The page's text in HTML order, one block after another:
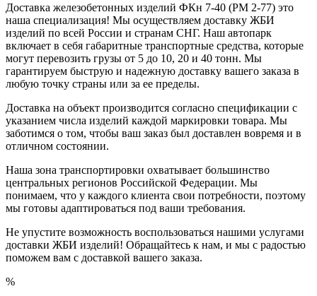
Доставка железобетонных изделий ФКн 7-40 (РМ 2-77) это
наша специализация! Мы осуществляем доставку ЖБИ
изделий по всей России и странам СНГ. Наш автопарк
включает в себя габаритные транспортные средства, которые
могут перевозить грузы от 5 до 10, 20 и 40 тонн. Мы
гарантируем быструю и надежную доставку вашего заказа в
любую точку страны или за ее пределы.
Доставка на объект производится согласно спецификации с
указанием числа изделий каждой маркировки товара. Мы
заботимся о том, чтобы ваш заказ был доставлен вовремя и в
отличном состоянии.
Наша зона транспортировки охватывает большинство
центральных регионов Российской Федерации. Мы
понимаем, что у каждого клиента свои потребности, поэтому
мы готовы адаптироваться под ваши требования.
Не упустите возможность воспользоваться нашими услугами
доставки ЖБИ изделий! Обращайтесь к нам, и мы с радостью
поможем вам с доставкой вашего заказа.
%